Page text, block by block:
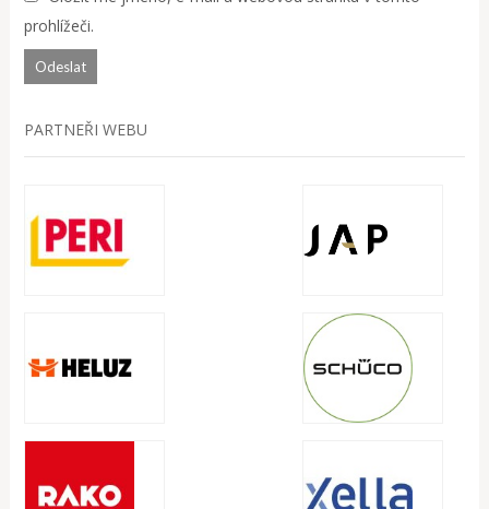
prohlížeči.
PARTNEŘI WEBU